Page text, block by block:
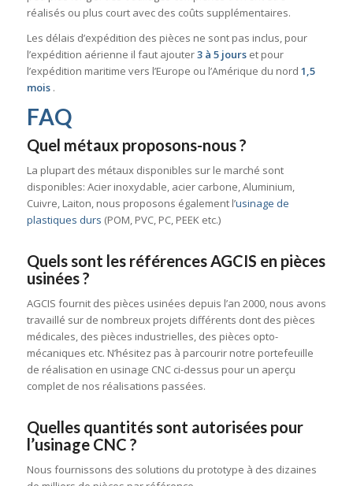
réalisés ou plus court avec des coûts supplémentaires.
Les délais d’expédition des pièces ne sont pas inclus, pour
l’expédition aérienne il faut ajouter3 à 5 jourset pour
l’expédition maritime vers l’Europe ou l’Amérique du nord 1,5
mois.
FAQ
Quel métaux proposons-nous ?
La plupart des métaux disponibles sur le marché sont
disponibles: Acier inoxydable, acier carbone, Aluminium,
Cuivre, Laiton, nous proposons également l’usinage de
plastiques durs (POM, PVC, PC, PEEK etc.)
Quels sont les références AGCIS en pièces
usinées ?
AGCIS fournit des pièces usinées depuis l’an 2000, nous avons
travaillé sur de nombreux projets différents dont des pièces
médicales, des pièces industrielles, des pièces opto-
mécaniques etc. N’hésitez pas à parcourir notre portefeuille
de réalisation en usinage CNC ci-dessus pour un aperçu
complet de nos réalisations passées.
Quelles quantités sont autorisées pour
l’usinage CNC ?
Nous fournissons des solutions du prototype à des dizaines